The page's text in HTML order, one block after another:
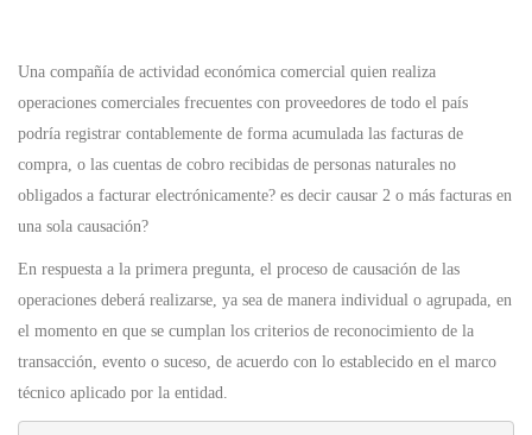
Una compañía de actividad económica comercial quien realiza
operaciones comerciales frecuentes con proveedores de todo el país
podría registrar contablemente de forma acumulada las facturas de
compra, o las cuentas de cobro recibidas de personas naturales no
obligados a facturar electrónicamente? es decir causar 2 o más facturas en
una sola causación?
En respuesta a la primera pregunta, el proceso de causación de las
operaciones deberá realizarse, ya sea de manera individual o agrupada, en
el momento en que se cumplan los criterios de reconocimiento de la
transacción, evento o suceso, de acuerdo con lo establecido en el marco
técnico aplicado por la entidad.